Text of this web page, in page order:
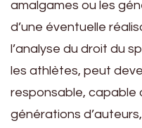
amalgames ou les
d’une éventuelle
l’analyse du droit du
les athlètes, peut
responsable, capable
générations